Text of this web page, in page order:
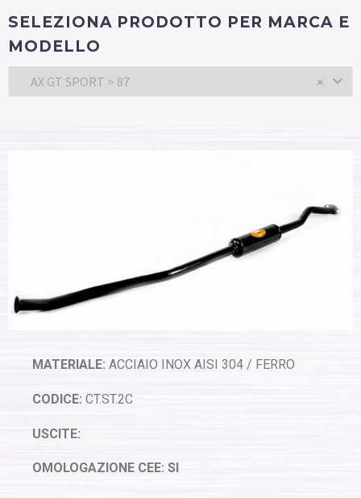
SELEZIONA PRODOTTO PER MARCA E
MODELLO
×
AX GT SPORT > 87
MATERIALE: ACCIAIO INOX AISI 304 / FERRO
CODICE: CT.ST.2C
USCITE:
OMOLOGAZIONE CEE: SI